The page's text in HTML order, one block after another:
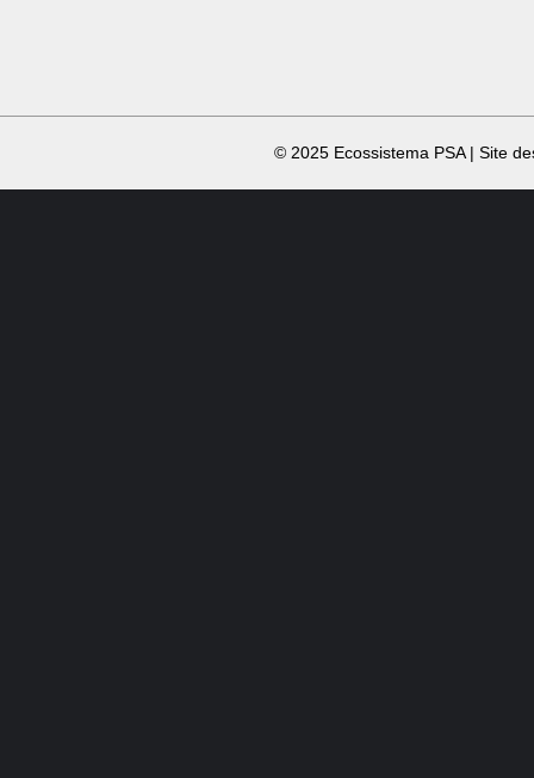
© 2025 Ecossistema PSA | Site